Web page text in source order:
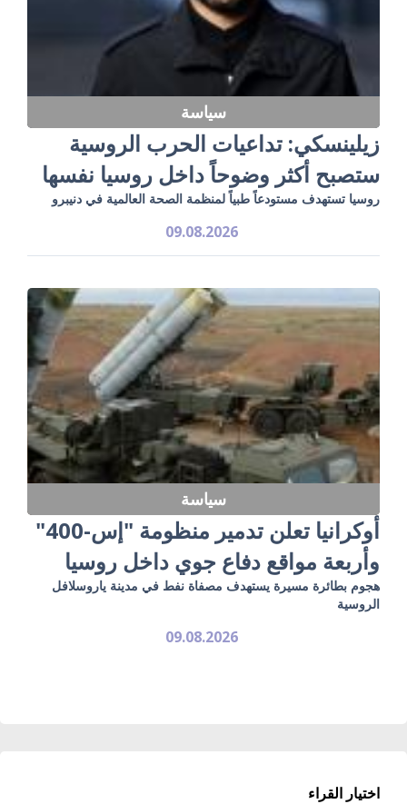
سياسة
زيلينسكي: تداعيات الحرب الروسية
ستصبح أكثر وضوحاً داخل روسيا نفسها
روسيا تستهدف مستودعاً طبياً لمنظمة الصحة العالمية في دنيبرو
09.08.2026
سياسة
أوكرانيا تعلن تدمير منظومة "إس-400"
وأربعة مواقع دفاع جوي داخل روسيا
هجوم بطائرة مسيرة يستهدف مصفاة نفط في مدينة ياروسلافل
الروسية
09.08.2026
اختيار القراء